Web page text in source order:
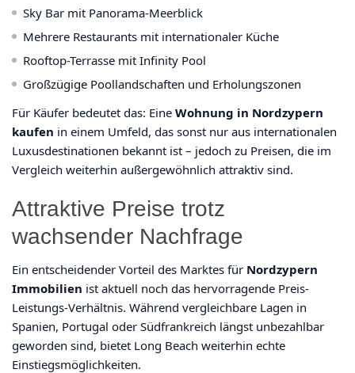
Sky Bar mit Panorama-Meerblick
Mehrere Restaurants mit internationaler Küche
Rooftop-Terrasse mit Infinity Pool
Großzügige Poollandschaften und Erholungszonen
Für Käufer bedeutet das: Eine Wohnung in Nordzypern
kaufen in einem Umfeld, das sonst nur aus internationalen
Luxusdestinationen bekannt ist – jedoch zu Preisen, die im
Vergleich weiterhin außergewöhnlich attraktiv sind.
Attraktive Preise trotz
wachsender Nachfrage
Ein entscheidender Vorteil des Marktes für Nordzypern
Immobilien ist aktuell noch das hervorragende Preis-
Leistungs-Verhältnis. Während vergleichbare Lagen in
Spanien, Portugal oder Südfrankreich längst unbezahlbar
geworden sind, bietet Long Beach weiterhin echte
Einstiegsmöglichkeiten.